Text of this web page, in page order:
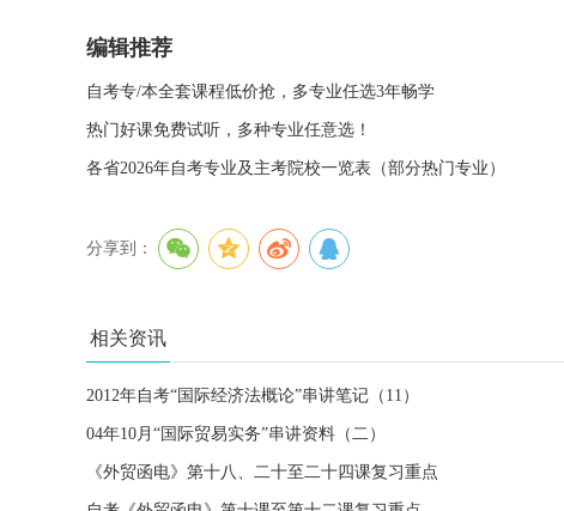
编辑推荐
自考专/本全套课程低价抢，多专业任选3年畅学
热门好课免费试听，多种专业任意选！
各省2026年自考专业及主考院校一览表（部分热门专业）
分享到：
相关资讯
2012年自考“国际经济法概论”串讲笔记（11）
04年10月“国际贸易实务”串讲资料（二）
《外贸函电》第十八、二十至二十四课复习重点